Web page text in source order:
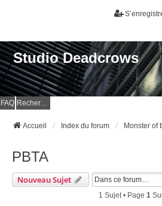
Studio Deadcrows
FAQ Rechercher
Accueil Index du forum Monster of
PBTA
Nouveau Sujet
1 Sujet • Page 1